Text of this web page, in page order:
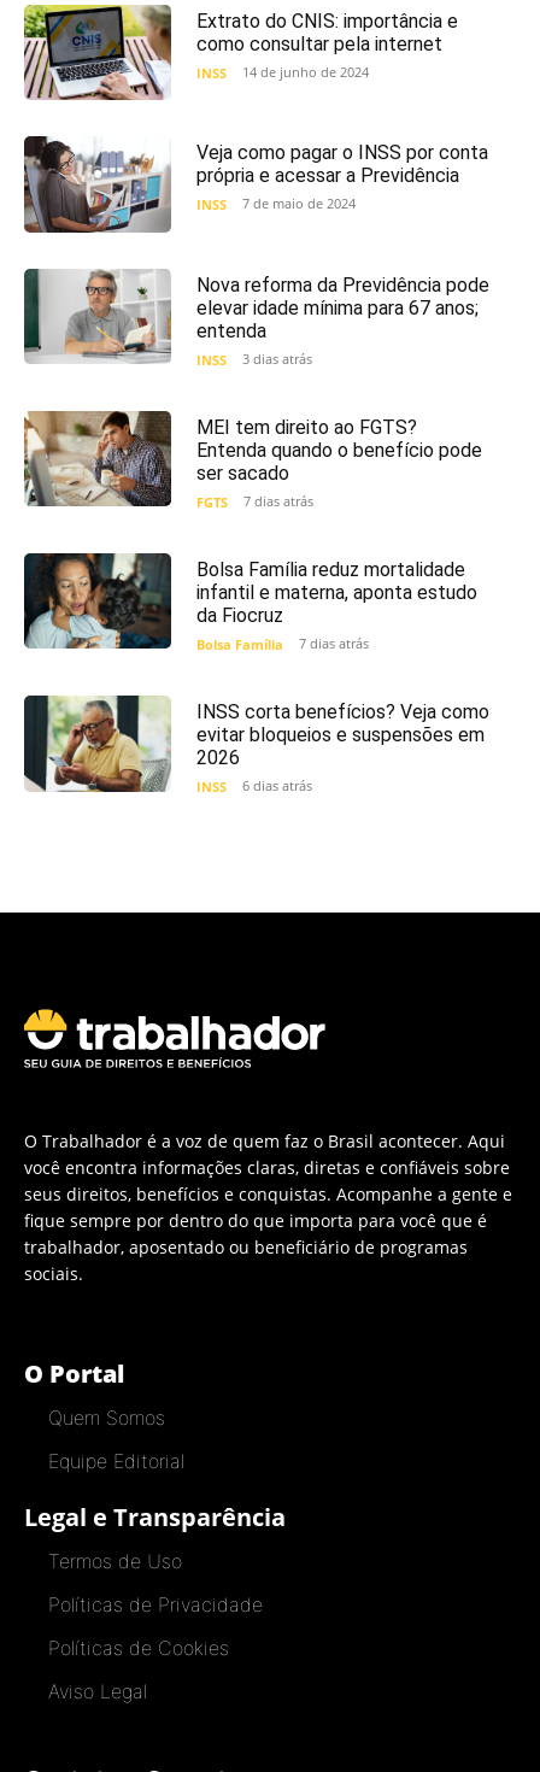
Extrato do CNIS: importância e
como consultar pela internet
INSS 14 de junho de 2024
Veja como pagar o INSS por conta
própria e acessar a Previdência
INSS 7 de maio de 2024
Nova reforma da Previdência pode
elevar idade mínima para 67 anos;
entenda
INSS 3 dias atrás
MEI tem direito ao FGTS?
Entenda quando o benefício pode
ser sacado
FGTS 7 dias atrás
Bolsa Família reduz mortalidade
infantil e materna, aponta estudo
da Fiocruz
Bolsa Família 7 dias atrás
INSS corta benefícios? Veja como
evitar bloqueios e suspensões em
2026
INSS 6 dias atrás
O Trabalhador é a voz de quem faz o Brasil acontecer. Aqui
você encontra informações claras, diretas e confiáveis sobre
seus direitos, benefícios e conquistas. Acompanhe a gente e
fique sempre por dentro do que importa para você que é
trabalhador, aposentado ou beneficiário de programas
sociais.
O Portal
Quem Somos
Equipe Editorial
Legal e Transparência
Termos de Uso
Políticas de Privacidade
Políticas de Cookies
Aviso Legal